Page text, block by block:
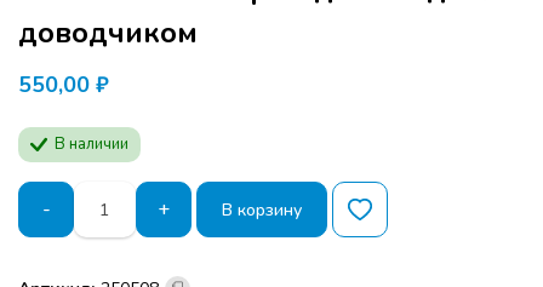
доводчиком
550,00 ₽
В наличии
-
Количество
товара
3D
+ В корзину